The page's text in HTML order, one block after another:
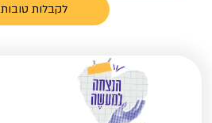
לקבלות טובות